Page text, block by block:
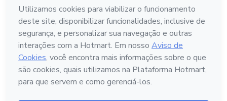
Idioma
Português - Brasil
Hotmart — 2011-2026 © Todos os direitos reservados